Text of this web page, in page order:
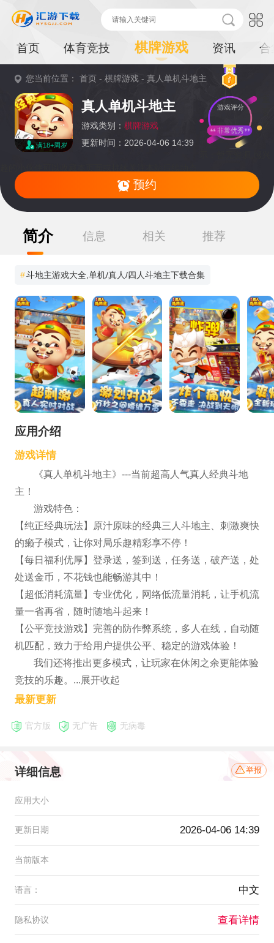
首页 体育竞技 棋牌游戏 资讯 合
您当前位置：首页 -棋牌游戏 -真人单机斗地主
满18+周岁
真人单机斗地主
游戏类别： 棋牌游戏
更新时间：2026-04-06 14:39
游戏评分
非常优秀
预约
提
简介 信息 相关 推荐
#斗地主游戏大全,单机/真人/四人斗地主下载合集
应用介绍
游戏详情
《真人单机斗地主》---当前超高人气真人经典斗地
主！
游戏特色：
【纯正经典玩法】原汁原味的经典三人斗地主、刺激爽快
的癞子模式，让你对局乐趣精彩享不停！
【每日福利优厚】登录送，签到送，任务送，破产送，处
处送金币，不花钱也能畅游其中！
【超低消耗流量】专业优化，网络低流量消耗，让手机流
量一省再省，随时随地斗起来！
【公平竞技游戏】完善的防作弊系统，多人在线，自动随
机匹配，致力于给用户提供公平、稳定的游戏体验！
我们还将推出更多模式，让玩家在休闲之余更能体验
竞技的乐趣。...展开收起
最新更新
官方版 无广告 无病毒
详细信息 举报
应用大小
更新日期 2026-04-06 14:39
当前版本
语言： 中文
隐私协议 查看详情